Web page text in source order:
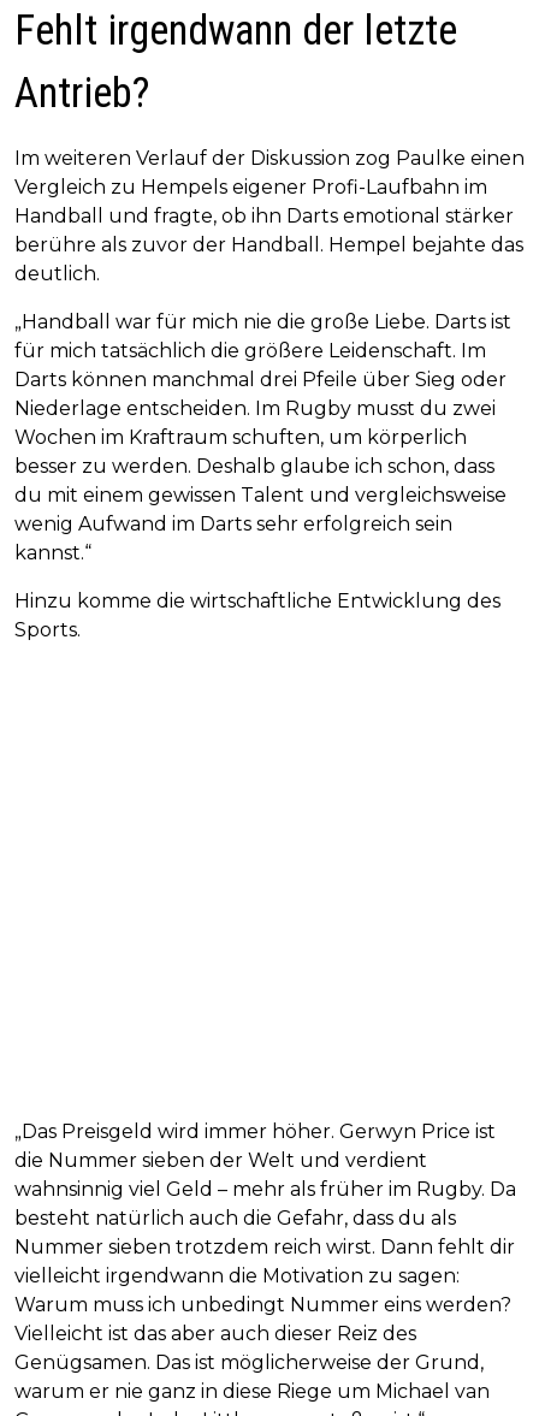
Fehlt irgendwann der letzte
Antrieb?
Im weiteren Verlauf der Diskussion zog Paulke einen
Vergleich zu Hempels eigener Profi-Laufbahn im
Handball und fragte, ob ihn Darts emotional stärker
berühre als zuvor der Handball. Hempel bejahte das
deutlich.
„Handball war für mich nie die große Liebe. Darts ist
für mich tatsächlich die größere Leidenschaft. Im
Darts können manchmal drei Pfeile über Sieg oder
Niederlage entscheiden. Im Rugby musst du zwei
Wochen im Kraftraum schuften, um körperlich
besser zu werden. Deshalb glaube ich schon, dass
du mit einem gewissen Talent und vergleichsweise
wenig Aufwand im Darts sehr erfolgreich sein
kannst.“
Hinzu komme die wirtschaftliche Entwicklung des
Sports.
„Das Preisgeld wird immer höher. Gerwyn Price ist
die Nummer sieben der Welt und verdient
wahnsinnig viel Geld – mehr als früher im Rugby. Da
besteht natürlich auch die Gefahr, dass du als
Nummer sieben trotzdem reich wirst. Dann fehlt dir
vielleicht irgendwann die Motivation zu sagen:
Warum muss ich unbedingt Nummer eins werden?
Vielleicht ist das aber auch dieser Reiz des
Genügsamen. Das ist möglicherweise der Grund,
warum er nie ganz in diese Riege um Michael van